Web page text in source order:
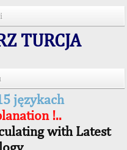
TURCJA
językach
!..
with Latest